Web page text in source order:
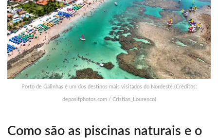
Porto de Galinhas é um dos destinos mais visitados do Nordeste (Créditos:
depositphotos.com / Cristian_Lourenco)
Como são as piscinas naturais e o